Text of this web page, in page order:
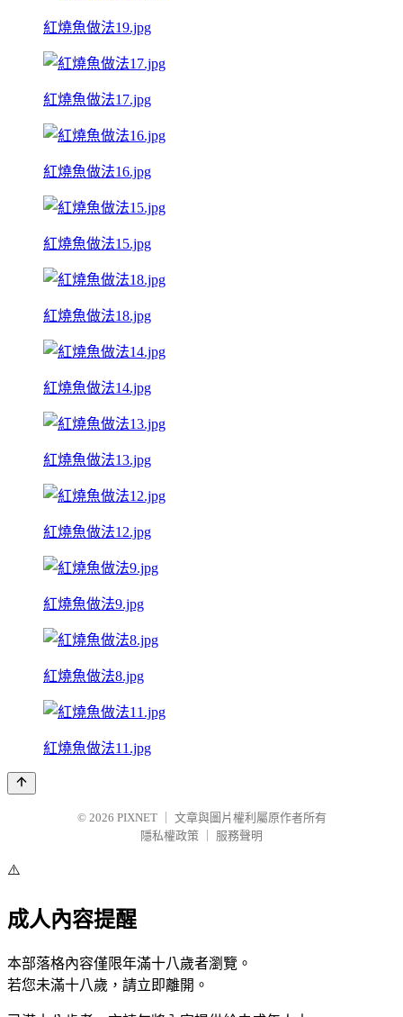
紅燒魚做法19.jpg
紅燒魚做法17.jpg
紅燒魚做法16.jpg
紅燒魚做法15.jpg
紅燒魚做法18.jpg
紅燒魚做法14.jpg
紅燒魚做法13.jpg
紅燒魚做法12.jpg
紅燒魚做法9.jpg
紅燒魚做法8.jpg
紅燒魚做法11.jpg
© 2026 PIXNET
文章與圖片權利屬原作者所有
隱私權政策
服務聲明
⚠️
成人內容提醒
本部落格內容僅限年滿十八歲者瀏覽。
若您未滿十八歲，請立即離開。